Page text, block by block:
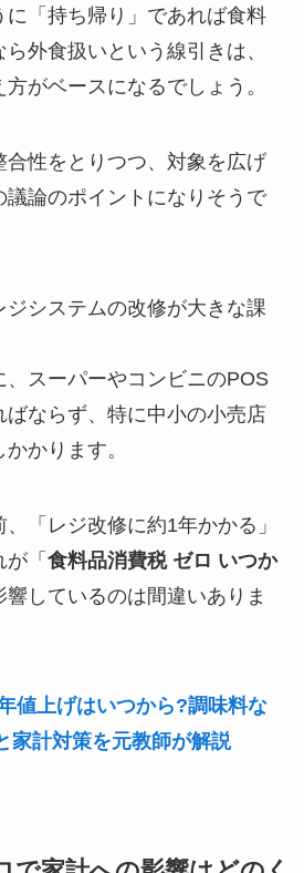
に「持ち帰り」であれば食料
外食扱いという線引きは、
がベースになるでしょう。
合性をとりつつ、対象を広げ
議論のポイントになりそうで
システムの改修が大きな課
スーパーやコンビニのPOS
ばならず、特に中小の小売店
かります。
「レジ改修に約1年かかる」
「 食料品消費税 ゼロ いつか
響しているのは間違いありま
値上げはいつから?調味料な
家計対策を元教師が解説